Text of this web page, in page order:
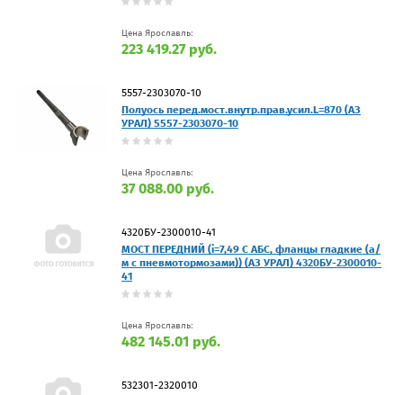
Цена Ярославль:
223 419.27 руб.
5557-2303070-10
Полуось перед.мост.внутр.прав.усил.L=870 (АЗ
УРАЛ) 5557-2303070-10
Цена Ярославль:
37 088.00 руб.
4320БУ-2300010-41
МОСТ ПЕРЕДНИЙ (i=7,49 С АБС, фланцы гладкие (а/
м с пневмотормозами)) (АЗ УРАЛ) 4320БУ-2300010-
41
Цена Ярославль:
482 145.01 руб.
532301-2320010